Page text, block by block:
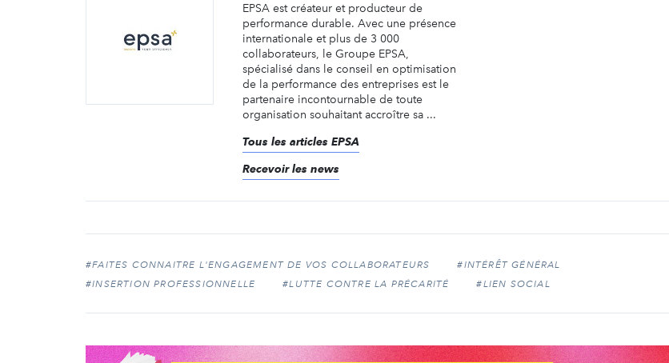
EPSA est créateur et producteur de
performance durable. Avec une présence
internationale et plus de 3 000
collaborateurs, le Groupe EPSA,
spécialisé dans le conseil en optimisation
de la performance des entreprises est le
partenaire incontournable de toute
organisation souhaitant accroître sa ...
Tous les articles EPSA
Recevoir les news
#FAITES CONNAITRE L'ENGAGEMENT DE VOS COLLABORATEURS
#INTÉRÊT GÉNÉRAL
#INSERTION PROFESSIONNELLE
#LUTTE CONTRE LA PRÉCARITÉ #LIEN SOCIAL